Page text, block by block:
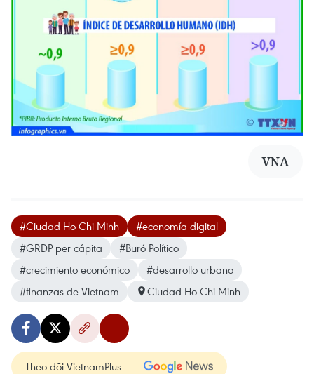
VNA
#Ciudad Ho Chi Minh
#economía digital
#GRDP per cápita
#Buró Político
#crecimiento económico
#desarrollo urbano
#finanzas de Vietnam
Ciudad Ho Chi Minh
Theo dõi VietnamPlus